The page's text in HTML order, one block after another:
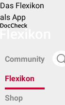
Das Flexikon
als App
Community
Flexikon
Shop